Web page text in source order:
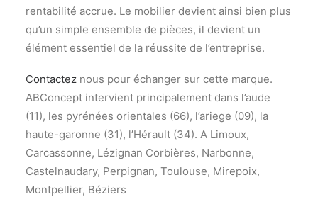
rentabilité accrue. Le mobilier devient ainsi bien plus
qu’un simple ensemble de pièces, il devient un
élément essentiel de la réussite de l’entreprise.
Contactez nous pour échanger sur cette marque.
ABConcept intervient principalement dans l’aude
(11), les pyrénées orientales (66), l’ariege (09), la
haute-garonne (31), l’Hérault (34). A Limoux,
Carcassonne, Lézignan Corbières, Narbonne,
Castelnaudary, Perpignan, Toulouse, Mirepoix,
Montpellier, Béziers